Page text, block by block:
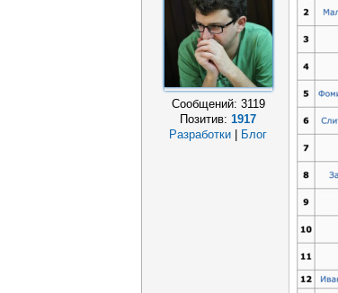
Сообщений: 3119
Позитив: 1917
Разработки
Блог